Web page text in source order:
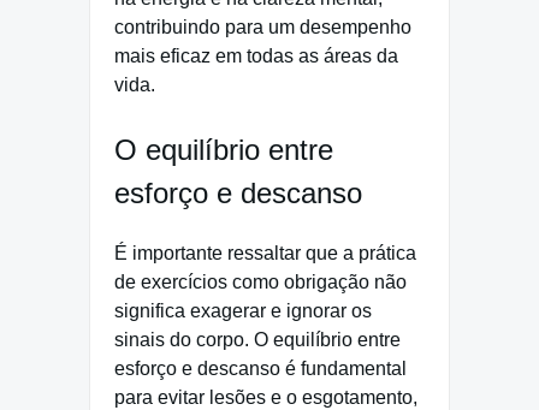
contribuindo para um desempenho
mais eficaz em todas as áreas da
vida.
O equilíbrio entre
esforço e descanso
É importante ressaltar que a prática
de exercícios como obrigação não
significa exagerar e ignorar os
sinais do corpo. O equilíbrio entre
esforço e descanso é fundamental
para evitar lesões e o esgotamento,